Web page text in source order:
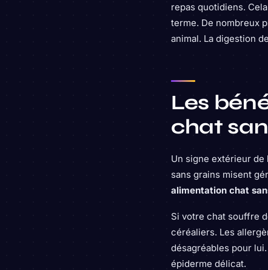
repas quotidiens.
terme. De nombreux
animal. La digestion
Les
chat
Un signe extérieur de
sans grains misent
alimentation chat
Si votre chat souffre
céréaliers. Les
désagréables pour
épiderme délicat.